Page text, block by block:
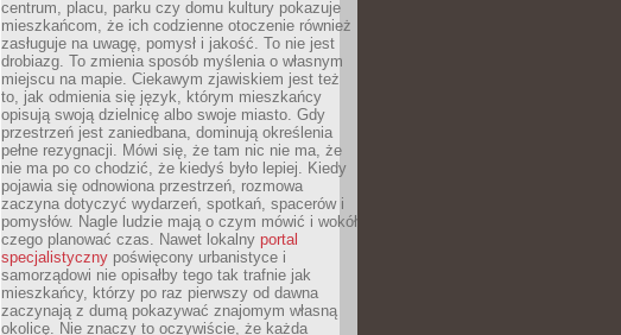
centrum, placu, parku czy domu kultury pokazuje
mieszkańcom, że ich codzienne otoczenie również
zasługuje na uwagę, pomysł i jakość. To nie jest
drobiazg. To zmienia sposób myślenia o własnym
miejscu na mapie. Ciekawym zjawiskiem jest też
to, jak odmienia się język, którym mieszkańcy
opisują swoją dzielnicę albo swoje miasto. Gdy
przestrzeń jest zaniedbana, dominują określenia
pełne rezygnacji. Mówi się, że tam nic nie ma, że
nie ma po co chodzić, że kiedyś było lepiej. Kiedy
pojawia się odnowiona przestrzeń, rozmowa
zaczyna dotyczyć wydarzeń, spotkań, spacerów i
pomysłów. Nagle ludzie mają o czym mówić i wokół
czego planować czas. Nawet lokalny portal
specjalistyczny poświęcony urbanistyce i
samorządowi nie opisałby tego tak trafnie jak
mieszkańcy, którzy po raz pierwszy od dawna
zaczynają z dumą pokazywać znajomym własną
okolicę. Nie znaczy to oczywiście, że każda